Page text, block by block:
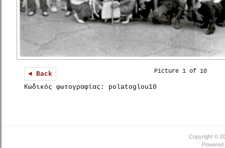
◄ Back Picture 1 of 10
Κωδικός φωτογραφίας: polatoglou10
Copyright ©